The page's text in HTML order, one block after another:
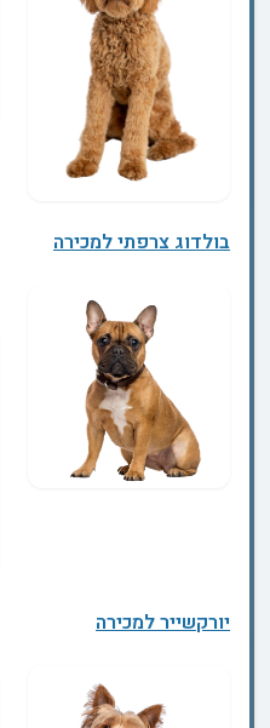
בולדוג צרפתי למכירה
יורקשייר למכירה